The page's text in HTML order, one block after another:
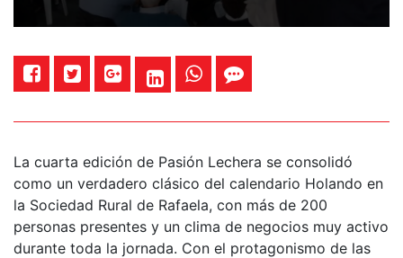
La cuarta edición de Pasión Lechera se consolidó
como un verdadero clásico del calendario Holando en
la Sociedad Rural de Rafaela, con más de 200
personas presentes y un clima de negocios muy activo
durante toda la jornada. Con el protagonismo de las